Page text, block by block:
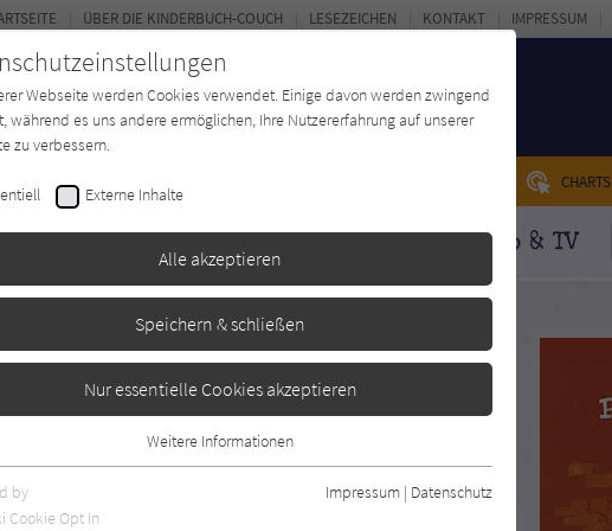
CHARTS
Verlage Magazin Kino & TV
ÜBER DIE KINDERBUCH-COUCH LESEZEICHEN KONTAKT IMPRESSUM
Webseite werden Cookies verwendet. Einige davon werden zwingend
während es uns andere ermöglichen, Ihre Nutzererfahrung auf unserer
zu verbessern.
Externe Inhalte
Alle akzeptieren
Speichern & schließen
Nur essentielle Cookies akzeptieren
Cookies werden für grundlegende Funktionen der Webseite
Dadurch ist gewährleistet, dass die Webseite einwandfrei
Weitere Informationen
by
Cookie Opt In
Impressum | Datenschutz